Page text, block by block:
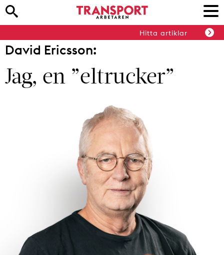
Hitta artiklar
David Ericsson:
Jag, en ”eltrucker”